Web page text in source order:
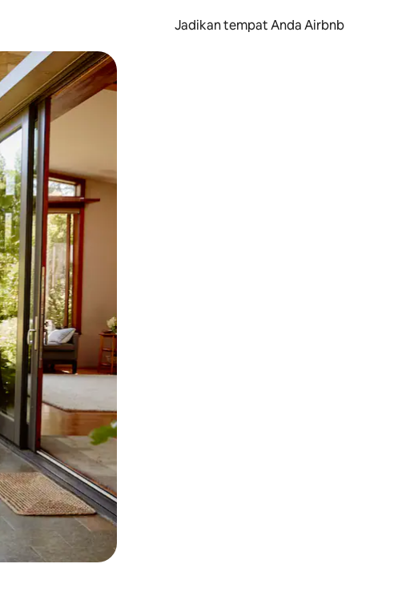
Jadikan tempat Anda Airbnb
atau gerakan menggeser.